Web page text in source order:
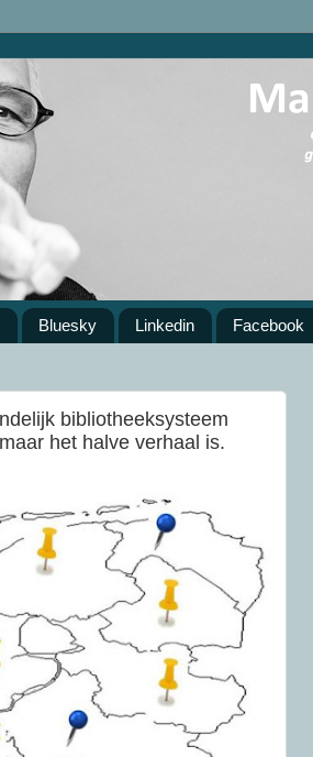
Bluesky Linkedin Facebook
bibliotheeksysteem
het halve verhaal is.